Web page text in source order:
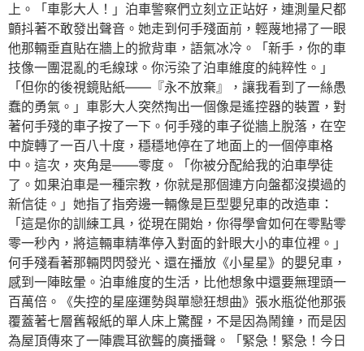
上。「車影大人！」泊車警察們立刻立正站好，連測量尺都
顫抖著不敢發出聲音。她走到何手殘面前，輕蔑地掃了一眼
他那輛垂直貼在牆上的掀背車，語氣冰冷。「新手，你的車
技像一團混亂的毛線球。你污染了泊車維度的純粹性。」
「但你的後視鏡貼紙——『永不放棄』，讓我看到了一絲愚
蠢的勇氣。」車影大人突然掏出一個像是遙控器的裝置，對
著何手殘的車子按了一下。何手殘的車子從牆上脫落，在空
中旋轉了一百八十度，穩穩地停在了地面上的一個停車格
中。這次，夾角是——零度。「你被分配給我的泊車學徒
了。如果泊車是一種宗教，你就是那個連方向盤都沒摸過的
新信徒。」她指了指旁邊一輛像是巨型嬰兒車的改造車：
「這是你的訓練工具，從現在開始，你得學會如何在零點零
零一秒內，將這輛車精準停入對面的針眼大小的車位裡。」
何手殘看著那輛閃閃發光、還在播放《小星星》的嬰兒車，
感到一陣眩暈。泊車維度的生活，比他想象中還要無理頭一
百萬倍。《失控的星座運勢與單戀狂想曲》張水瓶從他那張
覆蓋著七層舊報紙的單人床上驚醒，不是因為鬧鐘，而是因
為屋頂傳來了一陣震耳欲聾的廣播聲。「緊急！緊急！今日